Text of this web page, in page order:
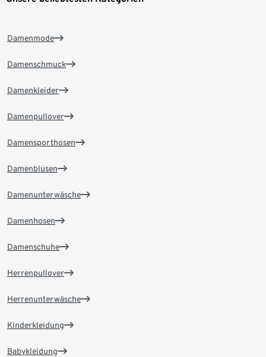
Damenmode
Damenschmuck
Damenkleider
Damenpullover
Damensporthosen
Damenblusen
Damenunterwäsche
Damenhosen
Damenschuhe
Herrenpullover
Herrenunterwäsche
Kinderkleidung
Babykleidung